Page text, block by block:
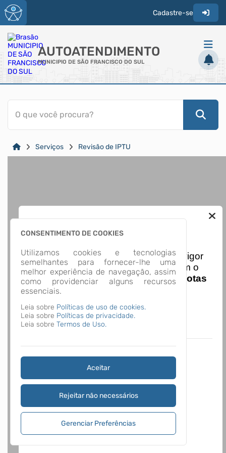
Cadastre-se
AUTOATENDIMENTO
MUNICIPIO DE SÃO FRANCISCO DO SUL
ACESSO RÁPIDO
Acessibilidade
Transparência
O que você procura?
Serviços Revisão de IPTU
CONSENTIMENTO DE COOKIES
Utilizamos cookies e tecnologias
semelhantes para fornecer-lhe uma
melhor experiência de navegação, assim
como providenciar alguns recursos
essenciais.
Leia sobre Políticas de uso de cookies.
Leia sobre Políticas de privacidade.
Leia sobre Termos de Uso.
Aceitar
Rejeitar não necessários
Gerenciar Preferências
Nota Nacional
Iniciando em01/01/2026entra em vigor
a obrigatoriedade de integração com o
Ambiente de Dados Nacional das
Notas
de Serviço Eletrônicas
acesse o link abaixo e saiba mais.
Autoatendimento - MUNICIPIO DE SÃO